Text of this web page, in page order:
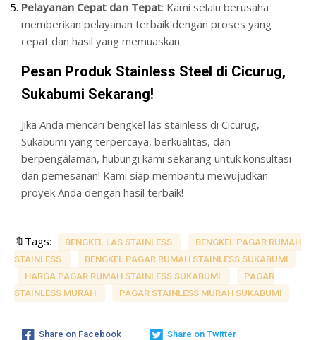
Pelayanan Cepat dan Tepat: Kami selalu berusaha
memberikan pelayanan terbaik dengan proses yang
cepat dan hasil yang memuaskan.
Pesan Produk Stainless Steel di Cicurug,
Sukabumi Sekarang!
Jika Anda mencari bengkel las stainless di Cicurug,
Sukabumi yang terpercaya, berkualitas, dan
berpengalaman, hubungi kami sekarang untuk konsultasi
dan pemesanan! Kami siap membantu mewujudkan
proyek Anda dengan hasil terbaik!
🔖Tags: BENGKEL LAS STAINLESS
BENGKEL PAGAR RUMAH
STAINLESS
BENGKEL PAGAR RUMAH STAINLESS SUKABUMI
HARGA PAGAR RUMAH STAINLESS SUKABUMI
PAGAR
STAINLESS MURAH
PAGAR STAINLESS MURAH SUKABUMI
Share on Facebook Share on Twitter